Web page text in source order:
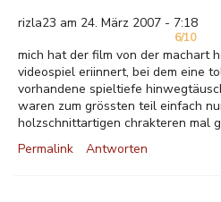
rizla23 am 24. März 2007 - 7:18
6/10
mich hat der film von der machart
videospiel eriinnert, bei dem eine
vorhandene spieltiefe
waren zum grössten teil einfach
holzschnittartigen chrakteren mal
Permalink
Antworten